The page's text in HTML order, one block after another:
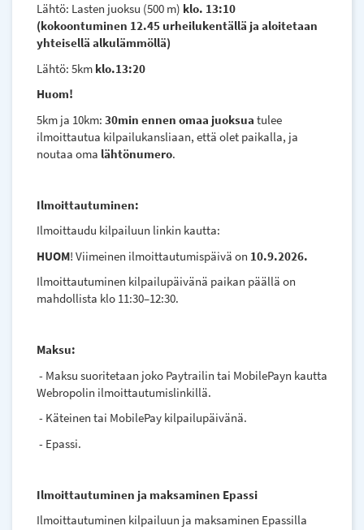
Lähtö: Lasten juoksu (500 m) klo. 13:10
(kokoontuminen 12.45 urheilukentällä ja aloitetaan
yhteisellä alkulämmöllä)
Lähtö: 5km klo.13:20
Huom!
5km ja 10km: 30min ennen omaa juoksua tulee
ilmoittautua kilpailukansliaan, että olet paikalla, ja
noutaa oma lähtönumero.
Ilmoittautuminen:
Ilmoittaudu kilpailuun linkin kautta:
HUOM! Viimeinen ilmoittautumispäivä on 10.9.2026.
Ilmoittautuminen kilpailupäivänä paikan päällä on
mahdollista klo 11:30–12:30.
Maksu:
- Maksu suoritetaan joko Paytrailin tai MobilePayn kautta
Webropolin ilmoittautumislinkillä.
- Käteinen tai MobilePay kilpailupäivänä.
- Epassi.
Ilmoittautuminen ja maksaminen Epassi
Ilmoittautuminen kilpailuun ja maksaminen Epassilla